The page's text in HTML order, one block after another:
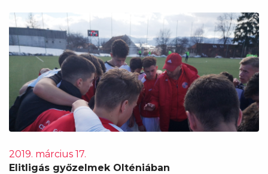
2019. március 17.
Elitligás győzelmek Olténiában